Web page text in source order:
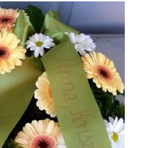
van.
A
változatok
a
termékoldalon
választhatók
ki